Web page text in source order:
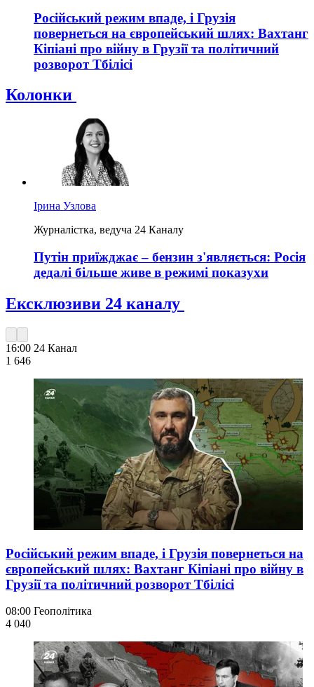
Російський режим впаде, і Грузія
повернеться на європейський шлях: Вахтанг
Кіпіані про війну в Грузії та політичний
розворот Тбілісі
Колонки
Ірина Узлова
Журналістка, ведуча 24 Каналу
Путін приїжджає – бензин з'являється: Росія
дедалі більше живе в режимі показухи
Ексклюзиви 24 каналу
16:00 24 Канал
1 646
Російський режим впаде, і Грузія повернеться на
європейський шлях: Вахтанг Кіпіані про війну в
Грузії та політичний розворот Тбілісі
08:00 Геополітика
4 040